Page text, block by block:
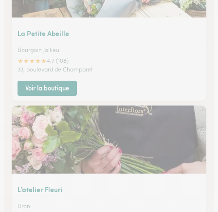
La Petite Abeille
Bourgoin Jallieu
★★★★★4.7 (108)
33, boulevard de Champaret
Voir la boutique
L’atelier Fleuri
Bron